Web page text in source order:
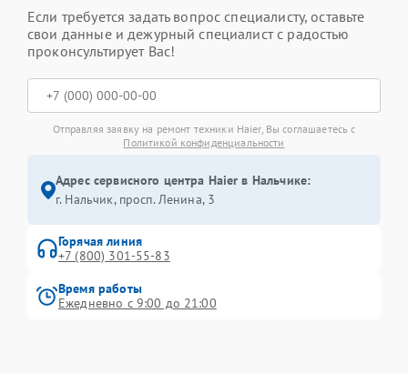
Если требуется задать вопрос специалисту, оставьте
свои данные и дежурный специалист с радостью
проконсультирует Вас!
Отправляя заявку на ремонт техники Haier, Вы соглашаетесь с
Политикой конфиденциальности
Адрес сервисного центра Haier в Нальчике:
г. Нальчик, просп. Ленина, 3
Горячая линия
+7 (800) 301-55-83
Время работы
Ежедневно с 9:00 до 21:00